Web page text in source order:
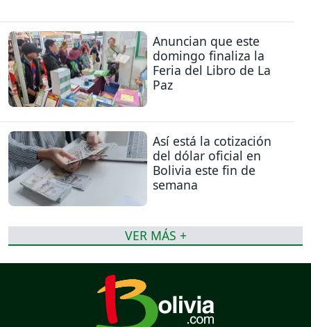
Anuncian que este
domingo finaliza la
Feria del Libro de La
Paz
Así está la cotización
del dólar oficial en
Bolivia este fin de
semana
VER MÁS +